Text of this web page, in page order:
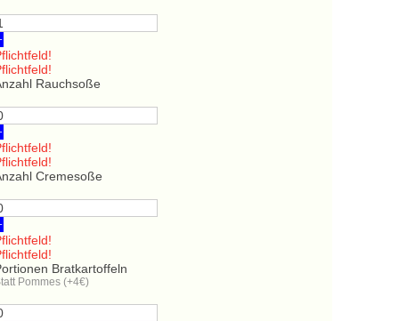
Rauchsoße
Cremesoße
Bratkartoffeln
Pommes (+4€)